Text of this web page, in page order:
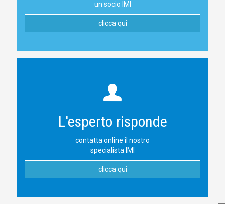
un socio IMI
clicca qui
L'esperto risponde
contatta online il nostro
specialista IMI
clicca qui